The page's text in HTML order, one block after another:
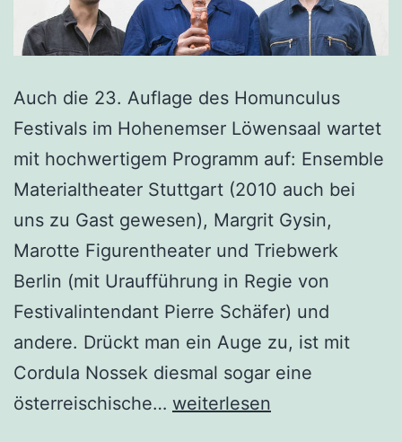
Auch die 23. Auflage des Homunculus
Festivals im Hohenemser Löwensaal wartet
mit hochwertigem Programm auf: Ensemble
Materialtheater Stuttgart (2010 auch bei
uns zu Gast gewesen), Margrit Gysin,
Marotte Figurentheater und Triebwerk
Berlin (mit Uraufführung in Regie von
Festivalintendant Pierre Schäfer) und
andere. Drückt man ein Auge zu, ist mit
Cordula Nossek diesmal sogar eine
österreischische… Homunculus
weiterlesen